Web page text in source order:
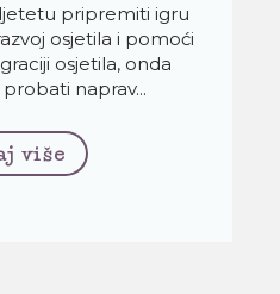
pripremiti igru
osjetila i pomoći
osjetila, onda
naprav...
više